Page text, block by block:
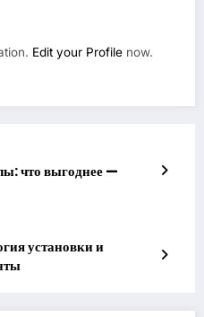
Edit your Profile now.
что выгоднее —
установки и